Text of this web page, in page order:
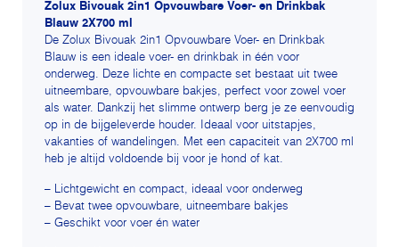
Zolux Bivouak 2in1 Opvouwbare Voer- en Drinkbak
Blauw 2X700 ml
De Zolux Bivouak 2in1 Opvouwbare Voer- en Drinkbak
Blauw is een ideale voer- en drinkbak in één voor
onderweg. Deze lichte en compacte set bestaat uit twee
uitneembare, opvouwbare bakjes, perfect voor zowel voer
als water. Dankzij het slimme ontwerp berg je ze eenvoudig
op in de bijgeleverde houder. Ideaal voor uitstapjes,
vakanties of wandelingen. Met een capaciteit van 2X700 ml
heb je altijd voldoende bij voor je hond of kat.
– Lichtgewicht en compact, ideaal voor onderweg
– Bevat twee opvouwbare, uitneembare bakjes
– Geschikt voor voer én water